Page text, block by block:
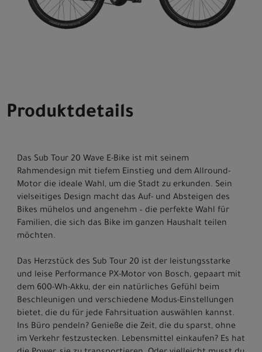
Produktdetails
Das Sub Tour 20 Wave E-Bike ist mit seinem
Rahmendesign mit tiefem Einstieg und dem Allround-
Motor die ideale Wahl, um die Stadt zu erkunden. Sein
vielseitiges Design macht das Auf- und Absteigen des
Bikes mühelos und angenehm – die perfekte Wahl für
Familien, die sich das Bike im ganzen Haushalt teilen
möchten.
Das Herzstück des Sub Tour 20 ist der leistungsstarke
und leise Performance PX-Motor von Bosch, gepaart mit
dem 600-Wh-Akku, der ein natürliches Gefühl beim
Beschleunigen und verschiedene Modus-Einstellungen
bietet, die du für jede Fahrsituation auswählen kannst.
Ins Büro pendeln? Genieße die Zeit, die du sparst, ohne
im Verkehr festzustecken. Lebensmittel einkaufen? Es hat